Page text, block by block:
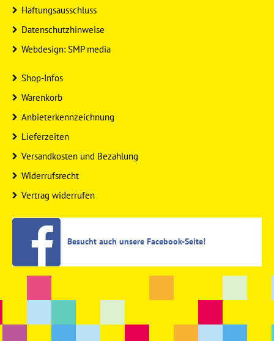
Haftungsausschluss
Datenschutzhinweise
Webdesign: SMP media
Shop-Infos
Warenkorb
Anbieterkennzeichnung
Lieferzeiten
Versandkosten und Bezahlung
Widerrufsrecht
Vertrag widerrufen
Besucht auch unsere Facebook-Seite!